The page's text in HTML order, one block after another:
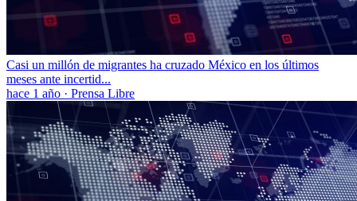
Casi un millón de migrantes ha cruzado México en los últimos
meses ante incertid...
hace 1 año · Prensa Libre